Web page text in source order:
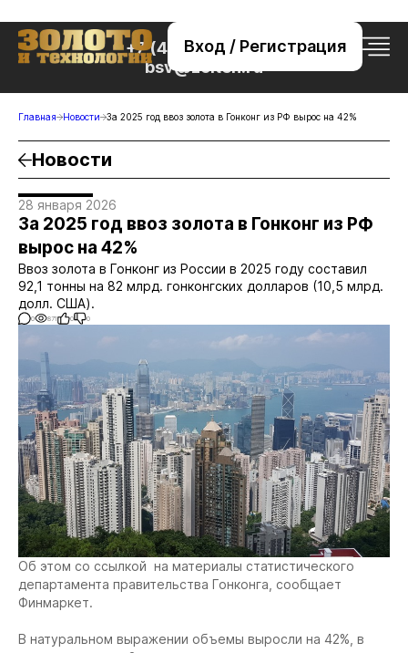
Вход / Регистрация
+7 (495) 221-76-32
bsv@zolteh.ru
Главная Новости За 2025 год ввоз золота в Гонконг из РФ вырос на 42%
Новости
28 января 2026
За 2025 год ввоз золота в Гонконг из РФ
вырос на 42%
Ввоз золота в Гонконг из России в 2025 году составил
92,1 тонны на 82 млрд. гонконгских долларов (10,5 млрд.
долл. США).
0 871 0 0
Об этом со ссылкой на материалы статистического
департамента правительства Гонконга, сообщает
Финмаркет.
В натуральном выражении объемы выросли на 42%, в